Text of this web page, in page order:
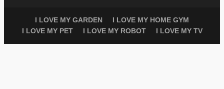
I LOVE MY GARDEN
I LOVE MY HOME GYM
I LOVE MY PET
I LOVE MY ROBOT I LOVE MY TV